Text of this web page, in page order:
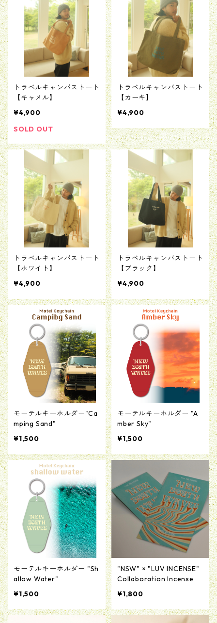
トラベルキャンバストート
【キャメル】
¥4,900
SOLD OUT
トラベルキャンバストート
【カーキ】
¥4,900
トラベルキャンバストート
【ホワイト】
¥4,900
トラベルキャンバストート
【ブラック】
¥4,900
モーテルキーホルダー"Ca
mping Sand"
¥1,500
モーテルキーホルダー "A
mber Sky"
¥1,500
モーテルキーホルダー "Sh
allow Water"
¥1,500
"NSW" × "LUV INCENSE"
Collaboration Incense
¥1,800